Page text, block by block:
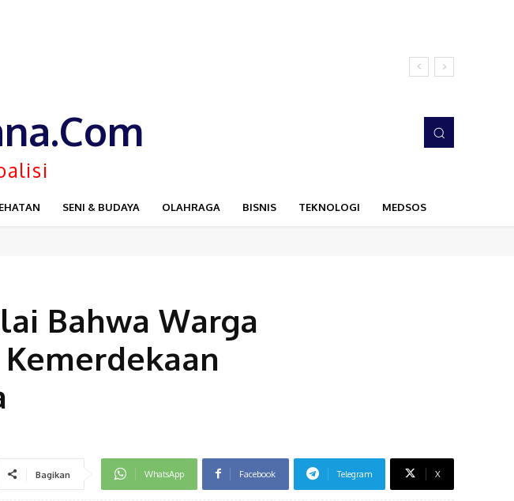
SENI & BUDAYA OLAHRAGA BISNIS TEKNOLOGI MEDSOS
Bahwa Warga
Bagikan WhatsApp Facebook Telegram X